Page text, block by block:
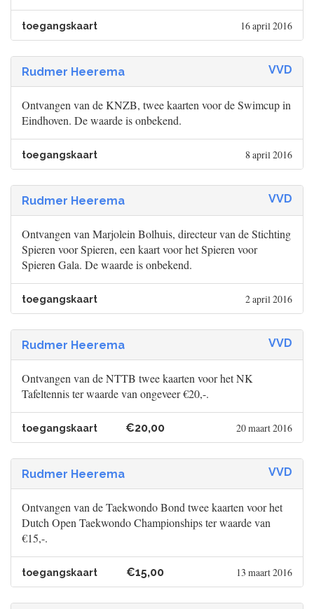
toegangskaart 16 april 2016
Rudmer Heerema VVD
Ontvangen van de KNZB, twee kaarten voor de Swimcup in
Eindhoven. De waarde is onbekend.
toegangskaart 8 april 2016
Rudmer Heerema VVD
Ontvangen van Marjolein Bolhuis, directeur van de Stichting
Spieren voor Spieren, een kaart voor het Spieren voor
Spieren Gala. De waarde is onbekend.
toegangskaart 2 april 2016
Rudmer Heerema VVD
Ontvangen van de NTTB twee kaarten voor het NK
Tafeltennis ter waarde van ongeveer €20,-.
toegangskaart €20,00 20 maart 2016
Rudmer Heerema VVD
Ontvangen van de Taekwondo Bond twee kaarten voor het
Dutch Open Taekwondo Championships ter waarde van
€15,-.
toegangskaart €15,00 13 maart 2016